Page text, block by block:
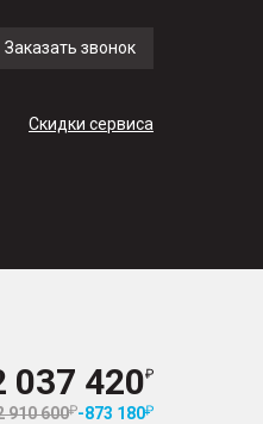
Заказать звонок
Скидки сервиса
037 420
910 600 -873 180